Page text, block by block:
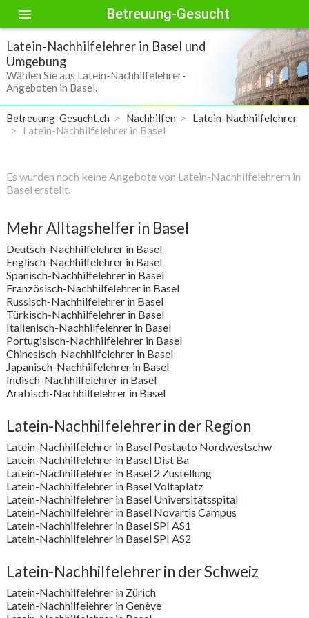
menu Betreuung-Gesucht
Latein-Nachhilfelehrer in Basel und
Umgebung
Wählen Sie aus Latein-Nachhilfelehrer-
Angeboten in Basel.
Betreuung-Gesucht.ch Nachhilfen
Latein-Nachhilfelehrer
Latein-Nachhilfelehrer in Basel
Es wurden noch keine Angebote von Latein-Nachhilfelehrern in
Basel erstellt.
Mehr Alltagshelfer in Basel
Deutsch-Nachhilfelehrer in Basel
Englisch-Nachhilfelehrer in Basel
Spanisch-Nachhilfelehrer in Basel
Französisch-Nachhilfelehrer in Basel
Russisch-Nachhilfelehrer in Basel
Türkisch-Nachhilfelehrer in Basel
Italienisch-Nachhilfelehrer in Basel
Portugisisch-Nachhilfelehrer in Basel
Chinesisch-Nachhilfelehrer in Basel
Japanisch-Nachhilfelehrer in Basel
Indisch-Nachhilfelehrer in Basel
Arabisch-Nachhilfelehrer in Basel
Latein-Nachhilfelehrer in der Region
Latein-Nachhilfelehrer in Basel Postauto Nordwestschw
Latein-Nachhilfelehrer in Basel Dist Ba
Latein-Nachhilfelehrer in Basel 2 Zustellung
Latein-Nachhilfelehrer in Basel Voltaplatz
Latein-Nachhilfelehrer in Basel Universitätsspital
Latein-Nachhilfelehrer in Basel Novartis Campus
Latein-Nachhilfelehrer in Basel SPI AS1
Latein-Nachhilfelehrer in Basel SPI AS2
Latein-Nachhilfelehrer in der Schweiz
Latein-Nachhilfelehrer in Zürich
Latein-Nachhilfelehrer in Genève